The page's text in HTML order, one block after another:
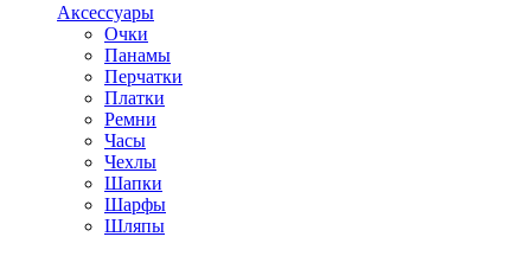
Аксессуары
Очки
Панамы
Перчатки
Платки
Ремни
Часы
Чехлы
Шапки
Шарфы
Шляпы